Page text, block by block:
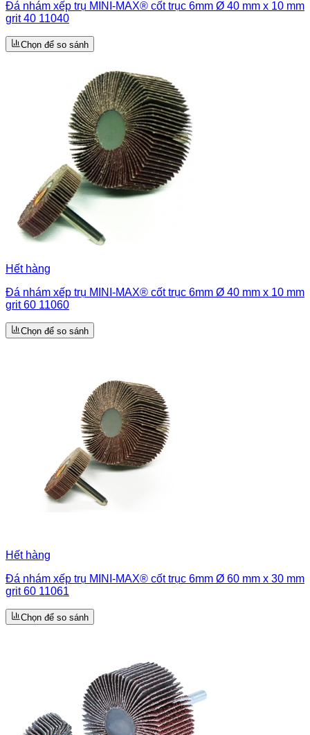
Đá nhám xếp trụ MINI-MAX® cốt trục 6mm Ø 40 mm x 10 mm
grit 40 11040
Chọn để so sánh
Hết hàng
Đá nhám xếp trụ MINI-MAX® cốt trục 6mm Ø 40 mm x 10 mm
grit 60 11060
Chọn để so sánh
Hết hàng
Đá nhám xếp trụ MINI-MAX® cốt trục 6mm Ø 60 mm x 30 mm
grit 60 11061
Chọn để so sánh